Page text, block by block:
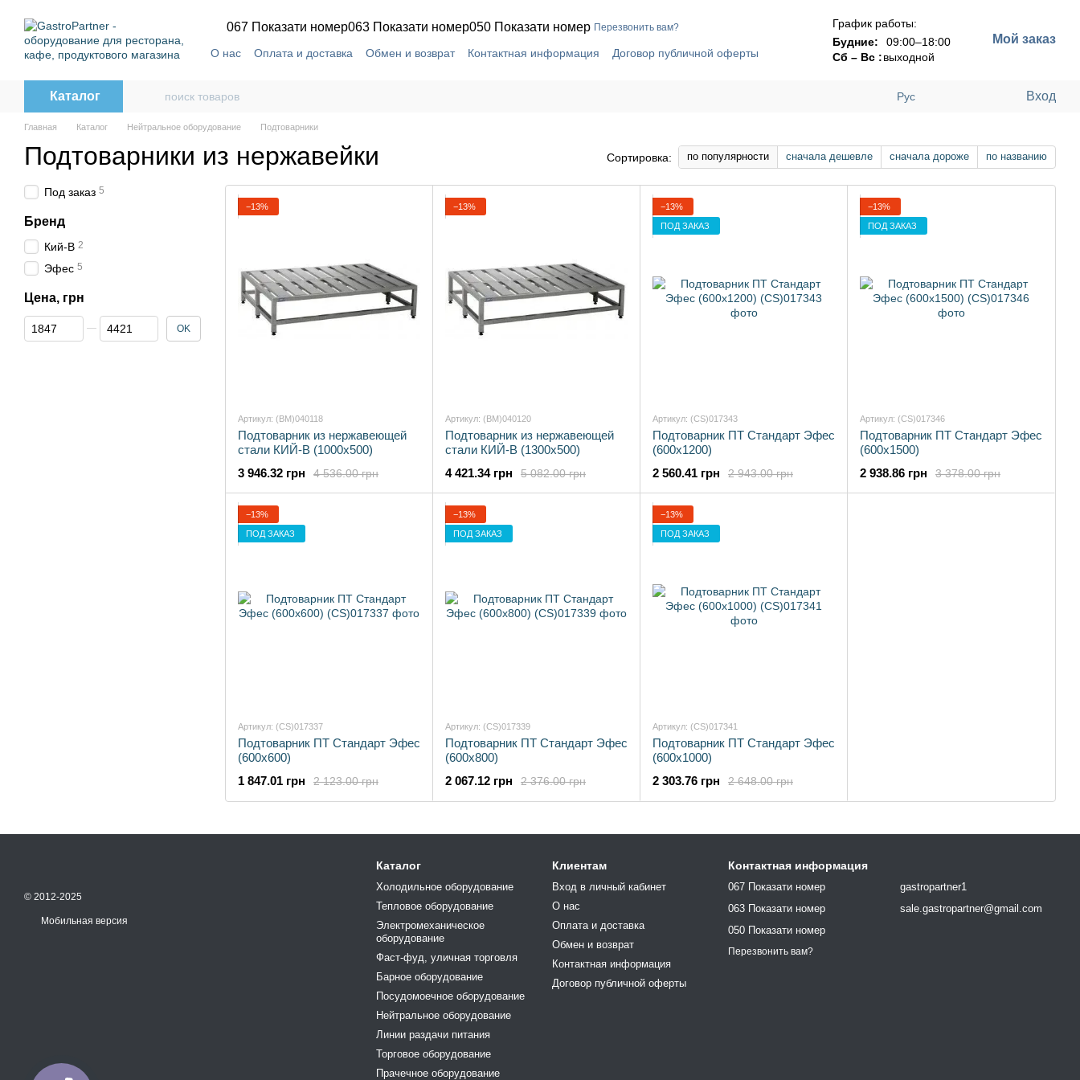
067 Показати номер063 Показати номер050 Показати номер Перезвонить вам?
О нас Оплата и доставка Обмен и возврат Контактная информация Договор публичной оферты
График работы:
Будние:
09:00–18:00
Сб – Вс :выходной
Мой заказ
Каталог Рус Вход
Главная Каталог Нейтральное оборудование Подтоварники
Подтоварники из нержавейки Сортировка: по популярности сначала дешевле сначала дороже по названию
−13%
Артикул: (BM)040118
Подтоварник из нержавеющей
стали КИЙ-В (1000х500)
4 536.00 грн
3 946.32 грн
−13%
Артикул: (BM)040120
Подтоварник из нержавеющей
стали КИЙ-В (1300х500)
5 082.00 грн
4 421.34 грн
−13%
ПОД ЗАКАЗ
Артикул: (CS)017343
Подтоварник ПТ Стандарт Эфес
(600х1200)
2 943.00 грн
2 560.41 грн
−13%
ПОД ЗАКАЗ
Артикул: (CS)017346
Подтоварник ПТ Стандарт Эфес
(600х1500)
3 378.00 грн
2 938.86 грн
−13%
ПОД ЗАКАЗ
Артикул: (CS)017337
Подтоварник ПТ Стандарт Эфес
(600х600)
2 123.00 грн
1 847.01 грн
−13%
ПОД ЗАКАЗ
Артикул: (CS)017339
Подтоварник ПТ Стандарт Эфес
(600х800)
2 376.00 грн
2 067.12 грн
−13%
ПОД ЗАКАЗ
Артикул: (CS)017341
Подтоварник ПТ Стандарт Эфес
(600х1000)
2 648.00 грн
2 303.76 грн
Под заказ 5
Бренд
Кий-В 2
Эфес 5
Цена, грн
От Цена, грн
До Цена, грн OK
© 2012-2025
Мобильная версия
Каталог
Холодильное оборудование
Тепловое оборудование
Электромеханическое
оборудование
Фаст-фуд, уличная торговля
Барное оборудование
Посудомоечное оборудование
Нейтральное оборудование
Линии раздачи питания
Торговое оборудование
Прачечное оборудование
Клиентам
Вход в личный кабинет
О нас
Оплата и доставка
Обмен и возврат
Контактная информация
Договор публичной оферты
Контактная информация
067 Показати номер
063 Показати номер
050 Показати номер
Перезвонить вам?
gastropartner1
sale.gastropartner@gmail.com